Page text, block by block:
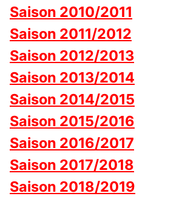
Saison 2010/2011
Saison 2011/2012
Saison 2012/2013
Saison 2013/2014
Saison 2014/2015
Saison 2015/2016
Saison 2016/2017
Saison 2017/2018
Saison 2018/2019